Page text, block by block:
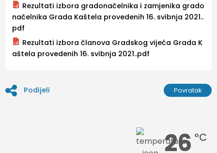
Rezultati izbora gradonačelnika i zamjenika grado
načelnika Grada Kaštela provedenih 16. svibnja 2021..
pdf
Rezultati izbora članova Gradskog vijeća Grada K
aštela provedenih 16. svibnja 2021..pdf
Podijeli Povratak
26 °C